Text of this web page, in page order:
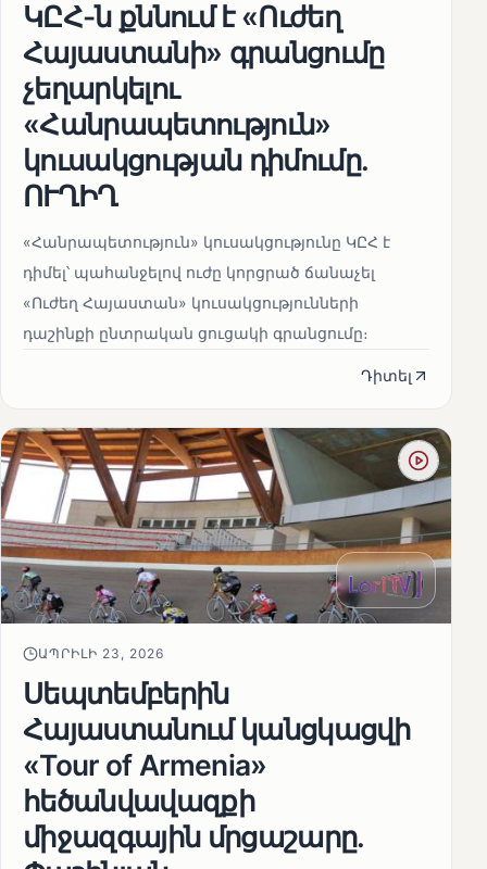
ԿԸՀ-ն քննում է «Ուժեղ
Հայաստանի» գրանցումը
չեղարկելու
«Հանրապետություն»
կուսակցության դիմումը.
ՈՒՂԻՂ
«Հանրապետություն» կուսակցությունը ԿԸՀ է
դիմել՝ պահանջելով ուժը կորցրած ճանաչել
«Ուժեղ Հայաստան» կուսակցությունների
դաշինքի ընտրական ցուցակի գրանցումը։
Դիտել
ԱՊՐԻԼԻ 23, 2026
Սեպտեմբերին
Հայաստանում կանցկացվի
«Tour of Armenia»
հեծանվավազքի
միջազգային մրցաշարը.